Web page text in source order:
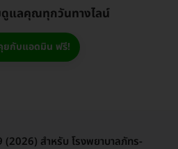
แลคุณทุกวันทางไลน์
ยกับแอดมิน ฟรี!
สำหรับ โรงพยาบาลภัทร-